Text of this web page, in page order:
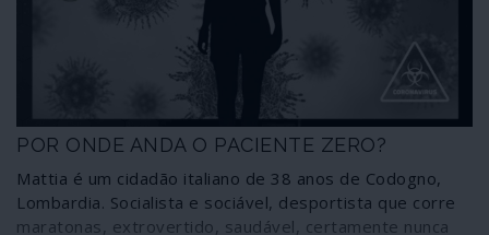
POR ONDE ANDA O PACIENTE ZERO?
Mattia é um cidadão italiano de 38 anos de Codogno,
Lombardia. Socialista e sociável, desportista que corre
maratonas, extrovertido, saudável, certamente nunca